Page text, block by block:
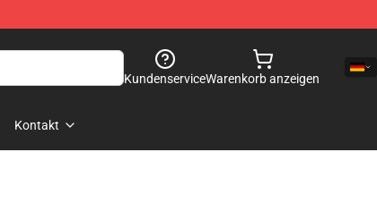
KundenserviceWarenkorb anzeigen
Kontakt